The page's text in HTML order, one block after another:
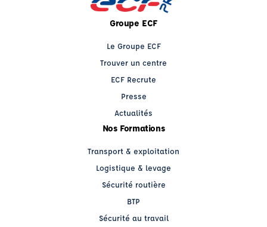
Groupe ECF
Le Groupe ECF
Trouver un centre
ECF Recrute
Presse
Actualités
Nos Formations
Transport & exploitation
Logistique & levage
Sécurité routière
BTP
Sécurité au travail